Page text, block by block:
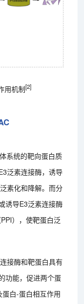
用机制[2]
系统的靶向蛋白质
泛素连接酶，诱导
素化和降解。而分
诱导E3泛素连接酶
），使靶蛋白泛
接酶和靶蛋白具有
功能，促进两个蛋
白-蛋白相互作用